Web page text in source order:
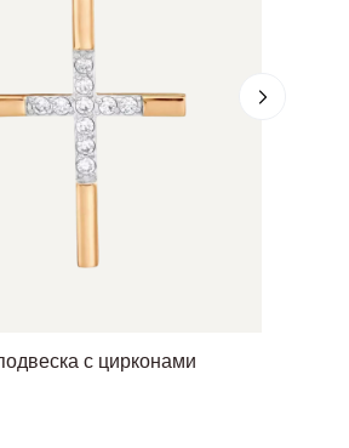
с цирконами